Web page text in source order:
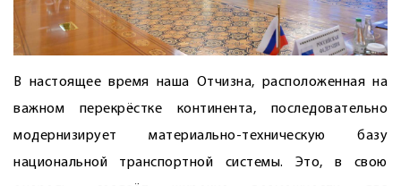
В настоящее время наша Отчизна, расположенная на
важном перекрёстке континента, последовательно
модернизирует материально-техническую базу
национальной транспортной системы. Это, в свою